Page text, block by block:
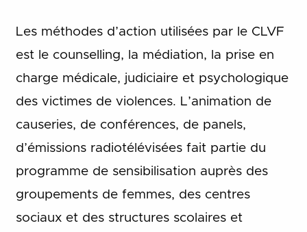
Les méthodes d’action utilisées par le CLVF
est le counselling, la médiation, la prise en
charge médicale, judiciaire et psychologique
des victimes de violences. L’animation de
causeries, de conférences, de panels,
d’émissions radiotélévisées fait partie du
programme de sensibilisation auprès des
groupements de femmes, des centres
sociaux et des structures scolaires et